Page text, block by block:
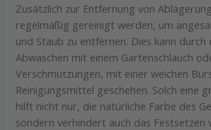
Zusätzlich zur Entfernung von
regelmäßig gereinigt werden, um
und Staub zu entfernen. Dies kann durch
Abwaschen mit einem Gartenschlauch
Verschmutzungen, mit einer weichen
Reinigungsmittel geschehen. Solch eine
hilft nicht nur, die natürliche Farbe des
sondern verhindert auch das Festsetzen